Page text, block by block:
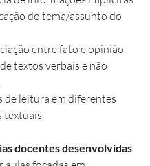
do tema/assunto do
entre fato e opinião
textos verbais e não
de leitura em diferentes
textuais
docentes desenvolvidas